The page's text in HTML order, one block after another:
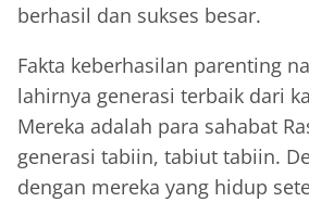
berhasil dan sukses besar.
Fakta keberhasilan parenting
lahirnya generasi terbaik dari
Mereka adalah para sahabat
generasi tabiin, tabiut tabiin.
dengan mereka yang hidup